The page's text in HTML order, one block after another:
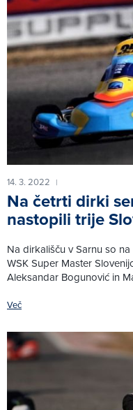
14. 3. 2022 |
Na četrti dirki
nastopili trije
Na dirkališču v Sarnu so
WSK Super Master
Aleksandar Bogunović in
Več